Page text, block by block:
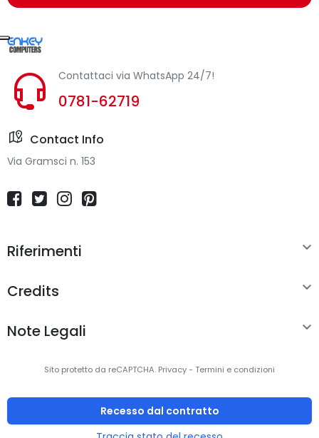
Contattaci via WhatsApp 24/7!
0781-62719
Contact Info
Via Gramsci n. 153
Riferimenti 
Credits 
Note Legali 
Sito protetto da reCAPTCHA. Privacy- Termini e condizioni
Recesso dal contratto